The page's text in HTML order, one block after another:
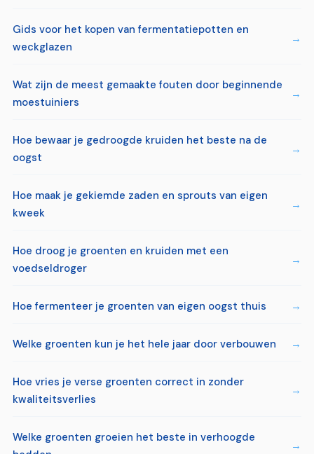
Gids voor het kopen van fermentatiepotten en
weckglazen
Wat zijn de meest gemaakte fouten door beginnende
moestuiniers
Hoe bewaar je gedroogde kruiden het beste na de
oogst
Hoe maak je gekiemde zaden en sprouts van eigen
kweek
Hoe droog je groenten en kruiden met een
voedseldroger
Hoe fermenteer je groenten van eigen oogst thuis
Welke groenten kun je het hele jaar door verbouwen
Hoe vries je verse groenten correct in zonder
kwaliteitsverlies
Welke groenten groeien het beste in verhoogde